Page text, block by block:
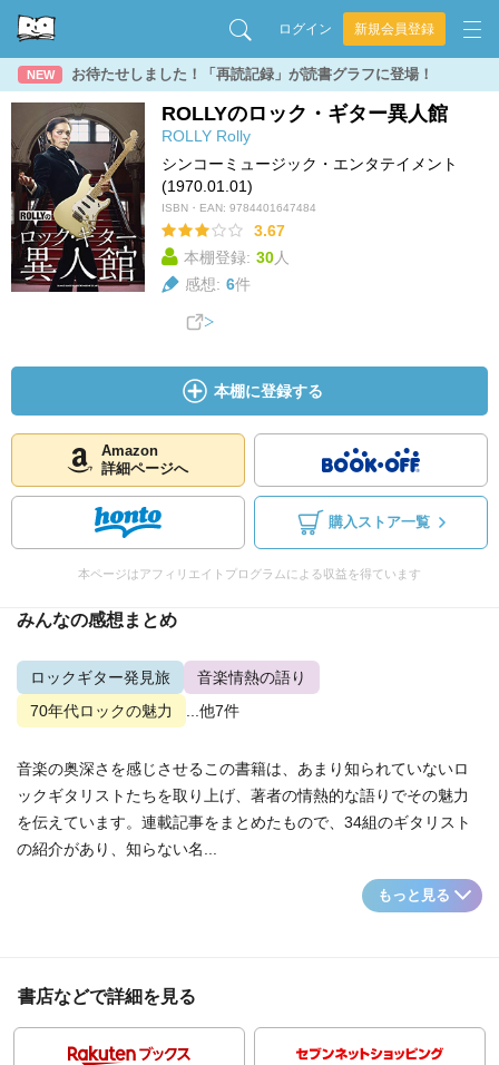
ログイン 新規会員登録
NEW お待たせしました！「再読記録」が読書グラフに登場！
ROLLYのロック・ギター異人館
ROLLY Rolly
シンコーミュージック・エンタテイメント
(1970.01.01)
ISBN・EAN: 9784401647484
3.67
本棚登録: 30人
感想: 6件
本棚に登録する
Amazon
詳細ページへ
購入ストア一覧
本ページはアフィリエイトプログラムによる収益を得ています
みんなの感想まとめ
ロックギター発見旅
音楽情熱の語り
70年代ロックの魅力
...他7件
音楽の奥深さを感じさせるこの書籍は、あまり知られていないロ
ックギタリストたちを取り上げ、著者の情熱的な語りでその魅力
を伝えています。連載記事をまとめたもので、34組のギタリスト
の紹介があり、知らない名...
もっと見る
書店などで詳細を見る